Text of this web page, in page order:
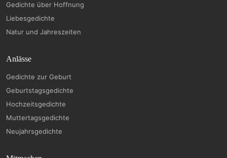
Gedichte über Hoffnung
Liebesgedichte
Natur und Jahreszeiten
Anlässe
Gedichte zur Geburt
Geburtstagsgedichte
Hochzeitsgedichte
Muttertagsgedichte
Neujahrsgedichte